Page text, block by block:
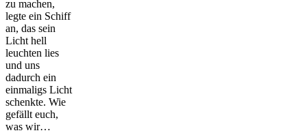
zu machen,
legte ein Schiff
an, das sein
Licht hell
leuchten lies
und uns
dadurch ein
einmaligs Licht
schenkte. Wie
gefällt euch,
was wir…